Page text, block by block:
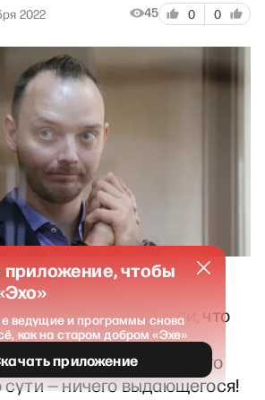
2022 45 0 0
/ AP
меня уведомили, что
Московского
состоится 30 ноября! Что
сути — ничего выдающегося!
приложение, чтобы
ведущие и программы снова
как на старом добром «Эхе»
приложение